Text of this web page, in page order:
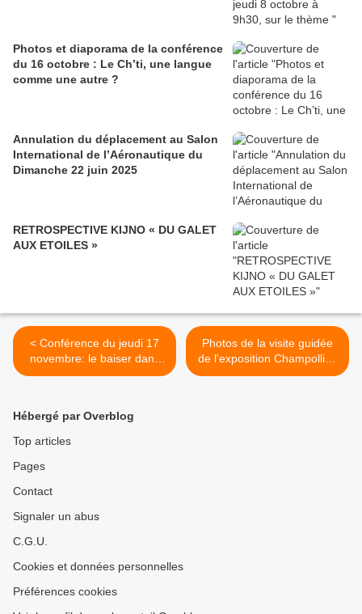
Photos et diaporama de la conférence
du 16 octobre : Le Ch’ti, une langue
comme une autre ?
Annulation du déplacement au Salon
International de l’Aéronautique du
Dimanche 22 juin 2025
RETROSPECTIVE KIJNO « DU GALET
AUX ETOILES »
< Conférence du jeudi 17
novembre: le baiser dans
l'Histoire de l'Art
Photos de la visite guidée
de l'exposition Champollion
au Louvre Lens jeudi 8
Hébergé par Overblog
Top articles
Pages
Contact
Signaler un abus
C.G.U.
Cookies et données personnelles
Préférences cookies